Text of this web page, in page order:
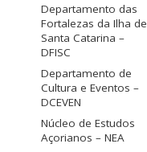
Departamento das
Fortalezas da Ilha de
Santa Catarina –
DFISC
Departamento de
Cultura e Eventos –
DCEVEN
Núcleo de Estudos
Açorianos – NEA